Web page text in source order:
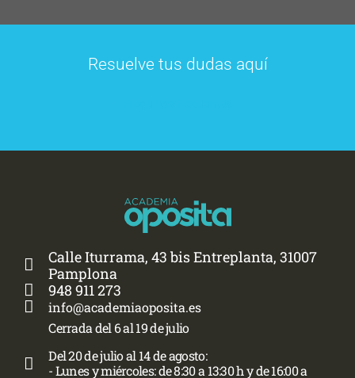
Resuelve tus dudas aquí
Calle Iturrama, 43 bis Entreplanta, 31007
Pamplona
948 911 273
info@academiaoposita.es
Cerrada del 6 al 19 de julio
Del 20 de julio al 14 de agosto:
- Lunes y miércoles: de 8:30 a 13:30 h y de 16:00 a